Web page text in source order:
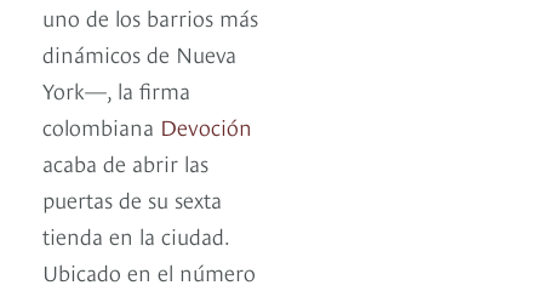
uno de los barrios más
dinámicos de Nueva
York—, la firma
colombiana Devoción
acaba de abrir las
puertas de su sexta
tienda en la ciudad.
Ubicado en el número